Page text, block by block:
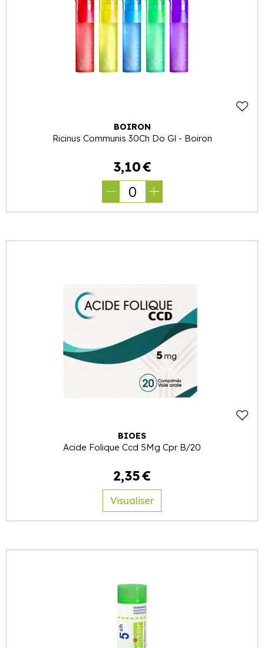
BOIRON
Ricinus Communis 30Ch Do Gl - Boiron
3,10€
0
BIOES
Acide Folique Ccd 5Mg Cpr B/20
2,35€
Visualiser